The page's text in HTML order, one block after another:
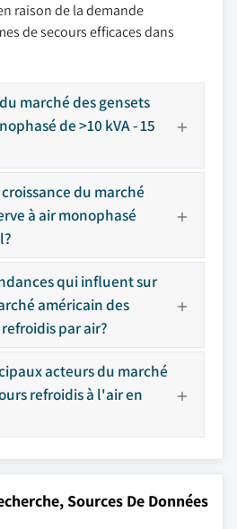
raison de la demande
de secours efficaces dans
marché des gensets
de >10 kVA - 15
du marché
à air monophasé
qui influent sur
américain des
par air?
acteurs du marché
refroidis à l'air en
Sources De Données